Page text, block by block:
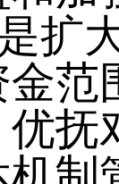
扩
金范
优抚